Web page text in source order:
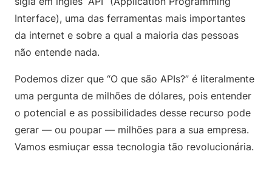
Interface), uma das ferramentas mais importantes
da internet e sobre a qual a maioria das pessoas
não entende nada.
Podemos dizer que “O que são APIs?” é literalmente
uma pergunta de milhões de dólares, pois entender
o potencial e as possibilidades desse recurso pode
gerar — ou poupar — milhões para a sua empresa.
Vamos esmiuçar essa tecnologia tão revolucionária.